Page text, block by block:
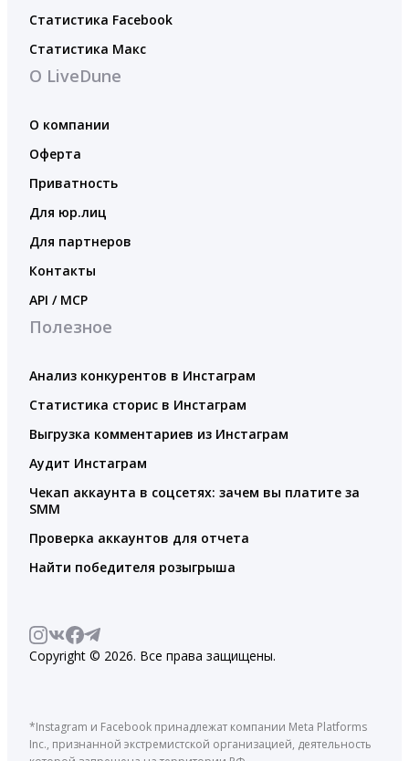
Статистика Facebook
Статистика Макс
О LiveDune
О компании
Оферта
Приватность
Для юр.лиц
Для партнеров
Контакты
API / MCP
Полезное
Анализ конкурентов в Инстаграм
Статистика сторис в Инстаграм
Выгрузка комментариев из Инстаграм
Аудит Инстаграм
Чекап аккаунта в соцсетях: зачем вы платите за
SMM
Проверка аккаунтов для отчета
Найти победителя розыгрыша
Copyright © 2026. Все права защищены.
*Instagram и Facebook принадлежат компании Meta Platforms
Inc., признанной экстремистской организацией, деятельность